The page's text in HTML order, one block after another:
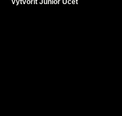
Vytvořit Junior Účet